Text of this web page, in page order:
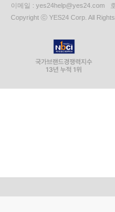
이메일 : yes24help@yes24.com
Copyright ⓒ YES24 Corp. All